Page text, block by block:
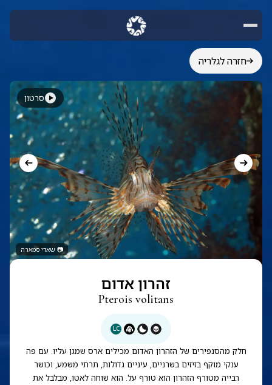
חזרה לגלריה
📷 שאדי סמארה
סרטון
זהרון אדום
Pterois volitans
LC
חלק מהסנפירים של הזהרון האדום מכילים ארס שמגן עליו. עם פה
ענקי מוקף בזיזים בשרניים, עיניים גדולות, תרתי משמע, וכושר
רבייה מטורף הזהרון הוא טורף על. הוא שוחה לאטו, מבלבל את